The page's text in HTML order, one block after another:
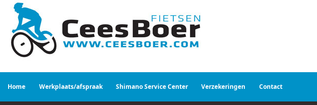
Home Werkplaats/afspraak Shimano Service Center Verzekeringen Contact